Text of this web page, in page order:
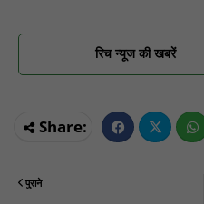
रिच न्यूज की खबरें
पुराने